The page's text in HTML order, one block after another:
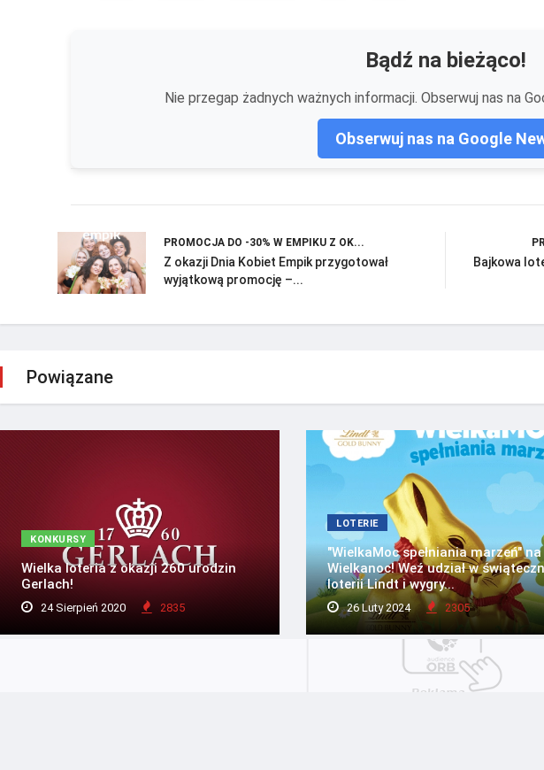
Bądź na bieżąco!
Nie przegap żadnych ważnych informacji. Obserwuj nas na
Obserwuj nas na Google
PROMOCJA DO -30% W EMPIKU Z OK...
Z okazji Dnia Kobiet Empik przygotował
wyjątkową promocję –...
Bajkowa
Powiązane
KONKURSY
Wielka loteria z okazji 260 urodzin
Gerlach!
24 Sierpień 2020 2835
LOTERIE
"WielkaMoc spełniania marzeń" na
Wielkanoc! Weź udział w
loterii Lindt i wygry...
26 Luty 2024 2305